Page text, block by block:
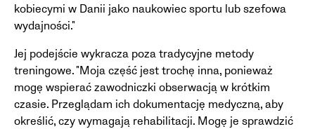
kobiecymi w Danii jako naukowiec sportu lub szefowa
wydajności."
Jej podejście wykracza poza tradycyjne metody
treningowe. "Moja część jest trochę inna, ponieważ
mogę wspierać zawodniczki obserwacją w krótkim
czasie. Przeglądam ich dokumentację medyczną, aby
określić, czy wymagają rehabilitacji. Mogę je sprawdzić